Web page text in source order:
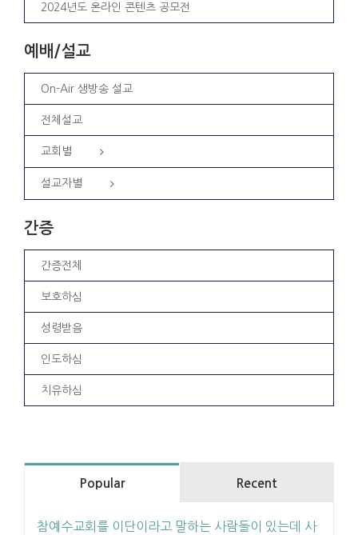
2024년도 온라인 콘텐츠 공모전
예배/설교
On-Air 생방송 설교
전체설교
교회별
설교자별
간증
간증전체
보호하심
성령받음
인도하심
치유하심
Popular Recent
참예수교회를 이단이라고 말하는 사람들이 있는데 사